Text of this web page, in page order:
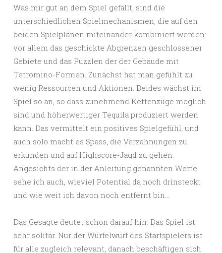
Was mir gut an dem Spiel gefällt, sind die
unterschiedlichen Spielmechanismen, die auf den
beiden Spielplänen miteinander kombiniert werden:
vor allem das geschickte Abgrenzen geschlossener
Gebiete und das Puzzlen der der Gebäude mit
Tetromino-Formen. Zunächst hat man gefühlt zu
wenig Ressourcen und Aktionen. Beides wächst im
Spiel so an, so dass zunehmend Kettenzüge möglich
sind und höherwertiger Tequila produziert werden
kann. Das vermittelt ein positives Spielgefühl, und
auch solo macht es Spass, die Verzahnungen zu
erkunden und auf Highscore-Jagd zu gehen.
Angesichts der in der Anleitung genannten Werte
sehe ich auch, wieviel Potential da noch drinsteckt
und wie weit ich davon noch entfernt bin…
Das Gesagte deutet schon darauf hin: Das Spiel ist
sehr solitär. Nur der Würfelwurf des Startspielers ist
für alle zugleich relevant, danach beschäftigen sich